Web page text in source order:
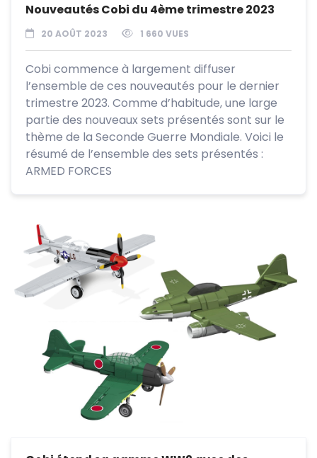
Nouveautés Cobi du 4ème trimestre 2023
20 AOÛT 2023 1 660 VUES
Cobi commence à largement diffuser
l’ensemble de ces nouveautés pour le dernier
trimestre 2023. Comme d’habitude, une large
partie des nouveaux sets présentés sont sur le
thème de la Seconde Guerre Mondiale. Voici le
résumé de l’ensemble des sets présentés :
ARMED FORCES